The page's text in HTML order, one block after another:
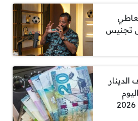
تجنيس
الجمعة 7 أغسطس 2026